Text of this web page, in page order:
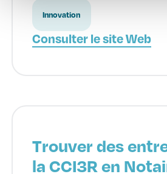
Innovation
Consulter le site Web
Trouver des
la CCI3R en